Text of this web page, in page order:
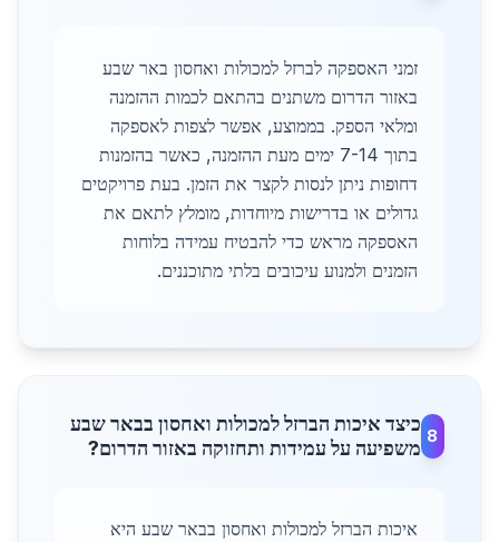
זמני האספקה לברזל למכולות ואחסון באר שבע
באזור הדרום משתנים בהתאם לכמות ההזמנה
ומלאי הספק. בממוצע, אפשר לצפות לאספקה
בתוך 7-14 ימים מעת ההזמנה, כאשר בהזמנות
דחופות ניתן לנסות לקצר את הזמן. בעת פרויקטים
גדולים או בדרישות מיוחדות, מומלץ לתאם את
האספקה מראש כדי להבטיח עמידה בלוחות
הזמנים ולמנוע עיכובים בלתי מתוכננים.
8
כיצד איכות הברזל למכולות ואחסון בבאר שבע
משפיעה על עמידות ותחזוקה באזור הדרום?
איכות הברזל למכולות ואחסון בבאר שבע היא